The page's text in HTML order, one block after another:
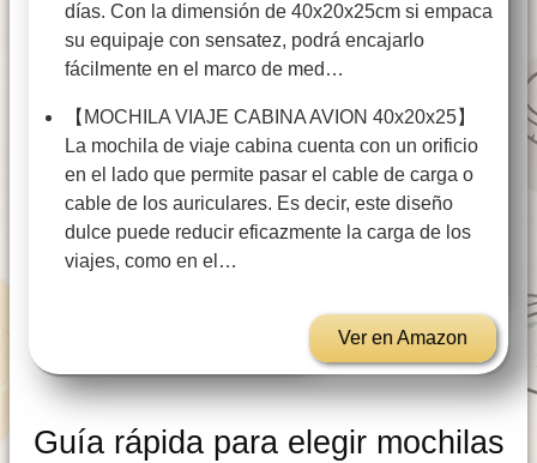
días. Con la dimensión de 40x20x25cm si empaca
su equipaje con sensatez, podrá encajarlo
fácilmente en el marco de med…
【MOCHILA VIAJE CABINA AVION 40x20x25】
La mochila de viaje cabina cuenta con un orificio
en el lado que permite pasar el cable de carga o
cable de los auriculares. Es decir, este diseño
dulce puede reducir eficazmente la carga de los
viajes, como en el…
Ver en Amazon
Guía rápida para elegir mochilas